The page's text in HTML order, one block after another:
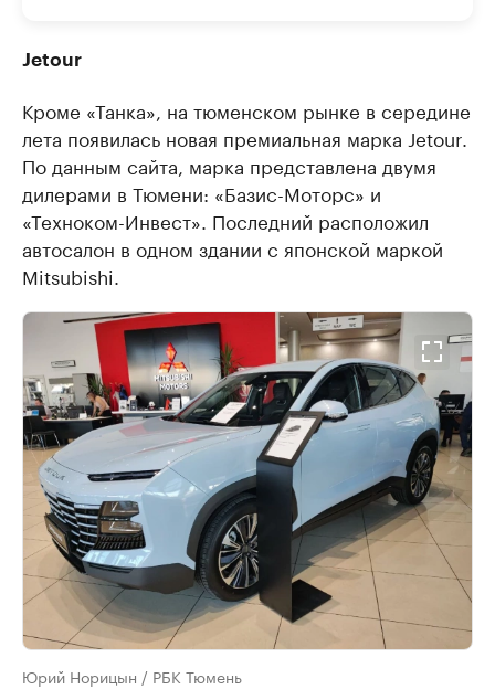
Jetour
Кроме «Танка», на тюменском рынке в середине
лета появилась новая премиальная марка Jetour.
По данным сайта, марка представлена двумя
дилерами в Тюмени: «Базис-Моторс» и
«Техноком-Инвест». Последний расположил
автосалон в одном здании с японской маркой
Mitsubishi.
Юрий Норицын / РБК Тюмень